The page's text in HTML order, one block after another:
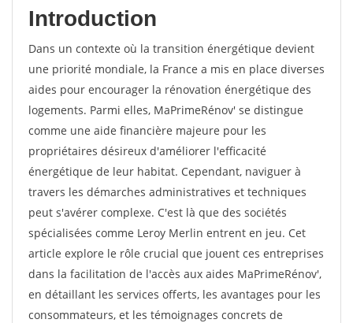
Introduction
Dans un contexte où la transition énergétique devient
une priorité mondiale, la France a mis en place diverses
aides pour encourager la rénovation énergétique des
logements. Parmi elles, MaPrimeRénov' se distingue
comme une aide financière majeure pour les
propriétaires désireux d'améliorer l'efficacité
énergétique de leur habitat. Cependant, naviguer à
travers les démarches administratives et techniques
peut s'avérer complexe. C'est là que des sociétés
spécialisées comme Leroy Merlin entrent en jeu. Cet
article explore le rôle crucial que jouent ces entreprises
dans la facilitation de l'accès aux aides MaPrimeRénov',
en détaillant les services offerts, les avantages pour les
consommateurs, et les témoignages concrets de